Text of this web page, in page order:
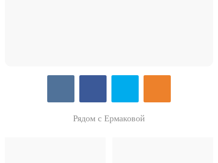
Рядом с Ермаковой